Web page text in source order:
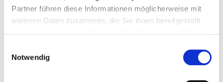
Partner führen diese Informationen möglicherweise mit
weiteren Daten zusammen, die Sie ihnen bereitgestellt
Notwendig
Gewicht: 250 kg
Mehr In den Warenkorb